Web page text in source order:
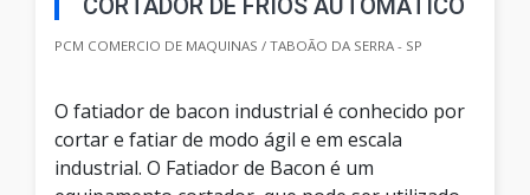
CORTADOR DE FRIOS AUTOMÁTICO
PCM COMERCIO DE MAQUINAS / TABOÃO DA SERRA - SP
O fatiador de bacon industrial é conhecido por
cortar e fatiar de modo ágil e em escala
industrial. O Fatiador de Bacon é um